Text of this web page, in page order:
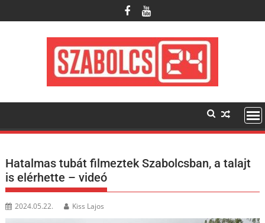
to
Hatalmas tubát filmeztek Szabolcsban, a talajt
is elérhette – videó
2024.05.22. Kiss Lajos